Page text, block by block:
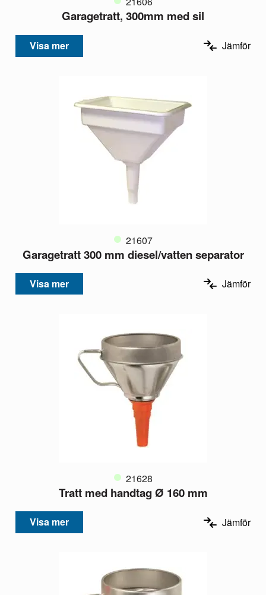
Garagetratt, 300mm med sil
Visa mer Jämför
21607
Garagetratt 300 mm diesel/vatten separator
Visa mer Jämför
21628
Tratt med handtag Ø 160 mm
Visa mer Jämför